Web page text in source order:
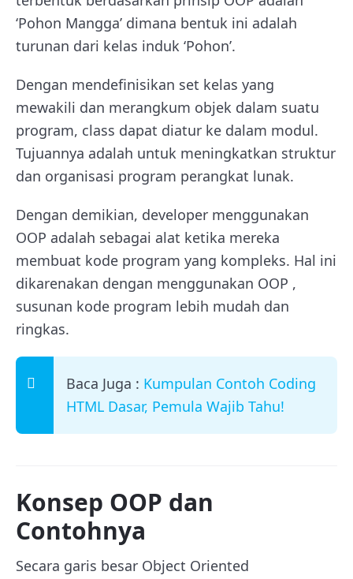
‘Pohon Mangga’ dimana bentuk ini adalah
turunan dari kelas induk ‘Pohon’.
Dengan mendefinisikan set kelas yang
mewakili dan merangkum objek dalam suatu
program, class dapat diatur ke dalam modul.
Tujuannya adalah untuk meningkatkan struktur
dan organisasi program perangkat lunak.
Dengan demikian, developer menggunakan
OOP adalah sebagai alat ketika mereka
membuat kode program yang kompleks. Hal ini
dikarenakan dengan menggunakan OOP ,
susunan kode program lebih mudah dan
ringkas.
Baca Juga : Kumpulan Contoh Coding
HTML Dasar, Pemula Wajib Tahu!
Konsep OOP dan
Contohnya
Secara garis besar Object Oriented